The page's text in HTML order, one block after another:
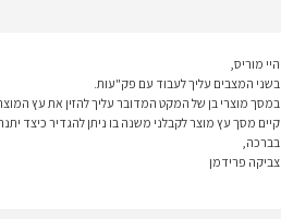
היי מוריס,
בשני המצבים עליך לעבוד עם פק"עות.
במסך מוצרי בן של המקט המדובר עליך להזין את עץ
קיים מסך עץ מוצר לקבלני משנה בו ניתן להגדיר כיצד
בברכה,
צביקה פרידמן